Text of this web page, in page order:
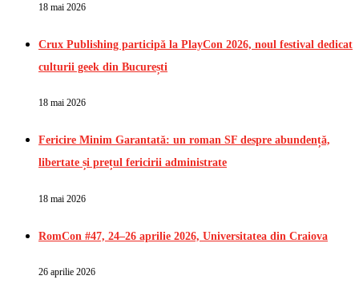
18 mai 2026
Crux Publishing participă la PlayCon 2026, noul festival dedicat
culturii geek din București
18 mai 2026
Fericire Minim Garantată: un roman SF despre abundență,
libertate și prețul fericirii administrate
18 mai 2026
RomCon #47, 24–26 aprilie 2026, Universitatea din Craiova
26 aprilie 2026